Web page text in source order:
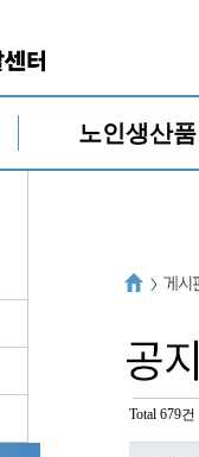
노인생산품
Total 679건